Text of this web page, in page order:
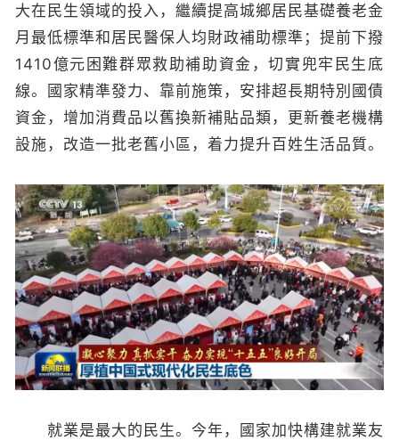
大在民生領域的投入，繼續提高城鄉居民基礎養老金
月最低標準和居民醫保人均財政補助標準；提前下撥
1410億元困難群眾救助補助資金，切實兜牢民生底
線。國家精準發力、靠前施策，安排超長期特別國債
資金，增加消費品以舊換新補貼品類，更新養老機構
設施，改造一批老舊小區，着力提升百姓生活品質。
就業是最大的民生。今年，國家加快構建就業友